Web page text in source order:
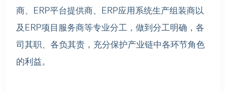
商、ERP平台提供商、ERP应用系统生产组装商以
及ERP项目服务商等专业分工，做到分工明确，各
司其职、各负其责，充分保护产业链中各环节角色
的利益。